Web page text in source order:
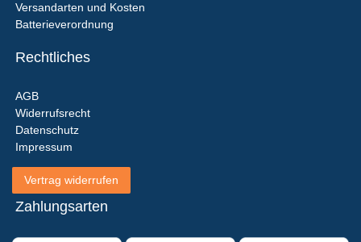
Versandarten und Kosten
Batterieverordnung
Rechtliches
AGB
Widerrufsrecht
Datenschutz
Impressum
Vertrag widerrufen
Zahlungsarten